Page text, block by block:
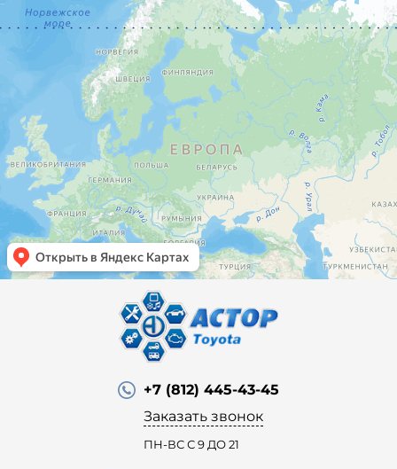
+7 (812) 445-43-45
Заказать звонок
ПН-ВС С 9 ДО 21